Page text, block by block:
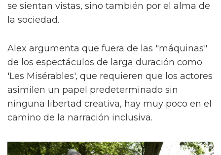
se sientan vistas, sino también por el alma de
la sociedad.
Alex argumenta que fuera de las "máquinas"
de los espectáculos de larga duración como
'Les Misérables', que requieren que los actores
asimilen un papel predeterminado sin
ninguna libertad creativa, hay muy poco en el
camino de la narración inclusiva.